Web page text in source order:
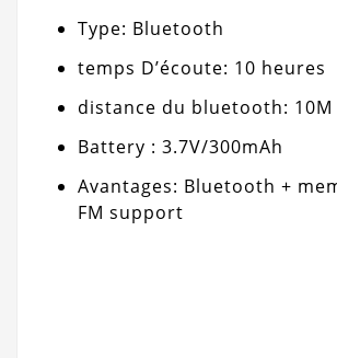
Type: Bluetooth
temps D’écoute: 10 heures
distance du bluetooth: 10M
Battery : 3.7V/300mAh
Avantages: Bluetooth +
FM support